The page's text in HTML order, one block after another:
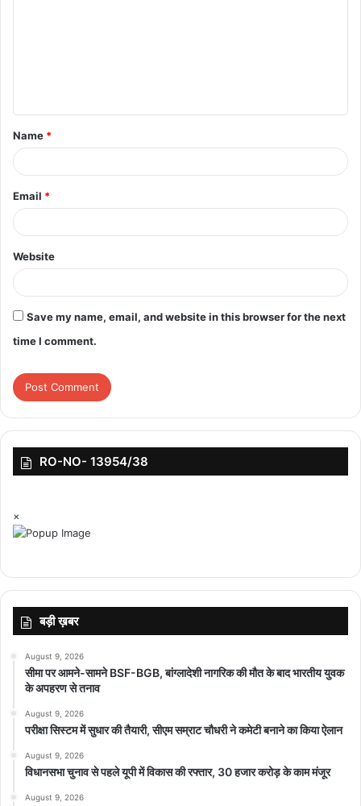
t
*
Name *
Email *
Website
Save my name, email, and website in this browser for the next
time I comment.
RO-NO- 13954/38
×
बड़ी ख़बर
August 9, 2026
सीमा पर आमने-सामने BSF-BGB, बांग्लादेशी नागरिक की मौत के बाद भारतीय युवक
के अपहरण से तनाव
August 9, 2026
परीक्षा सिस्टम में सुधार की तैयारी, सीएम सम्राट चौधरी ने कमेटी बनाने का किया ऐलान
August 9, 2026
विधानसभा चुनाव से पहले यूपी में विकास की रफ्तार, 30 हजार करोड़ के काम मंजूर
August 9, 2026